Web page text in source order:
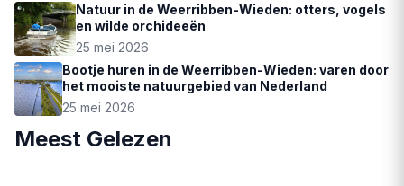
Natuur in de Weerribben-Wieden: otters, vogels
en wilde orchideeën
25 mei 2026
Bootje huren in de Weerribben-Wieden: varen door
het mooiste natuurgebied van Nederland
25 mei 2026
Meest Gelezen